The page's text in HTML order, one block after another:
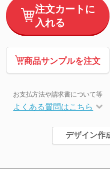
注文カートに
入れる
商品サンプルを注文
お支払方法や請求書について等
よくある質問はこちら
デザイン作